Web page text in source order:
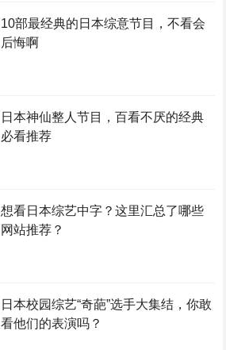
10部最经典的日本综意节目，不看会
后悔啊
日本神仙整人节目，百看不厌的经典
必看推荐
想看日本综艺中字？这里汇总了哪些
网站推荐？
日本校园综艺“奇葩”选手大集结，你敢
看他们的表演吗？